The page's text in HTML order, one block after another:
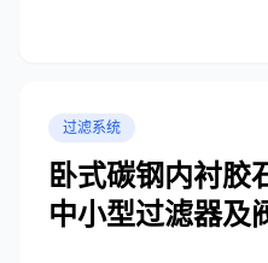
过滤系统
卧式碳钢内衬胶
中小型过滤器及